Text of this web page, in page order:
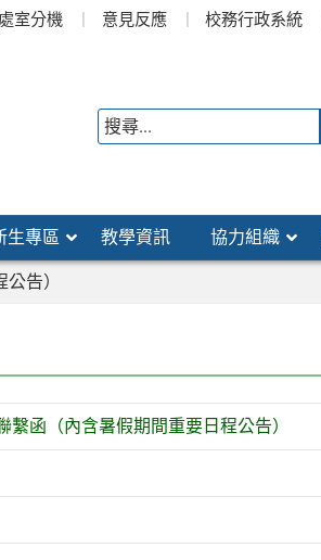
處室分機 意見反應 校務行政系統
生專區 教學資訊 協力組織
告）
函（內含暑假期間重要日程公告）